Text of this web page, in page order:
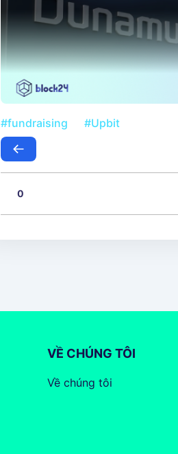
#fundraising #Upbit
0
VỀ CHÚNG TÔI
Về chúng tôi